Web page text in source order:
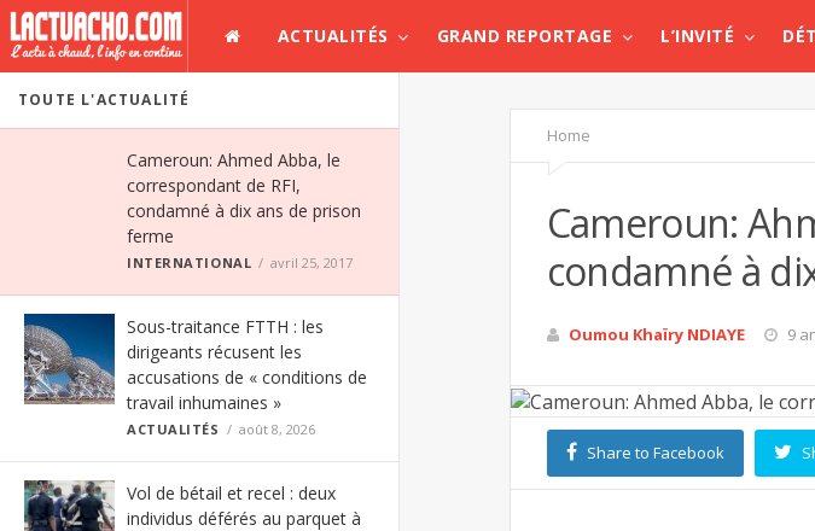
ACTUALITÉS GRAND REPORTAGE L’INVITÉ
TOUTE L'ACTUALITÉ
Cameroun: Ahmed Abba, le
correspondant de RFI,
condamné à dix ans de prison
ferme
INTERNATIONAL avril 25, 2017
Sous-traitance FTTH : les
dirigeants récusent les
accusations de « conditions de
travail inhumaines »
ACTUALITÉS août 8, 2026
Vol de bétail et recel : deux
individus déférés au parquet à
Home
Cameroun:
condamné à
Oumou Khaïry NDIAYE 9
Share to Facebook